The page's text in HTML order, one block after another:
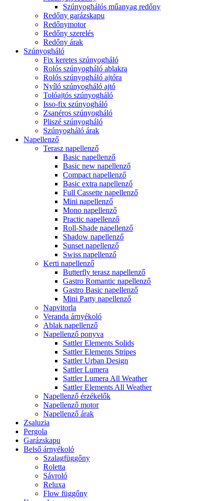
Szúnyoghálós műanyag redőny
Redőny garázskapu
Redőnymotor
Redőny szerelés
Redőny árak
Szúnyogháló
Fix keretes szúnyogháló
Rolós szúnyogháló ablakra
Rolós szúnyogháló ajtóra
Nyíló szúnyogháló ajtó
Tolóajtós szúnyogháló
Isso-fix szúnyogháló
Zsanéros szúnyogháló
Pliszé szúnyogháló
Szúnyogháló árak
Napellenző
Terasz napellenző
Basic napellenző
Basic new napellenző
Compact napellenző
Basic extra napellenző
Full Cassette napellenző
Mini napellenző
Mono napellenző
Practic napellenző
Roll-Shade napellenző
Shadow napellenző
Sunset napellenző
Swiss napellenző
Kerti napellenző
Butterfly terasz napellenző
Gastro Romantic napellenző
Gastro Basic napellenző
Mini Party napellenző
Napvitorla
Veranda árnyékoló
Ablak napellenző
Napellenző ponyva
Sattler Elements Solids
Sattler Elements Stripes
Sattler Urban Design
Sattler Lumera
Sattler Lumera All Weather
Sattler Elements All Weather
Napellenző érzékelők
Napellenző motor
Napellenző árak
Zsaluzia
Pergola
Garázskapu
Belső árnyékoló
Szalagfüggőny
Roletta
Sávroló
Reluxa
Flow függőny